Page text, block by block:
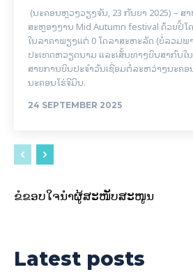
(ນະຄອນຫຼວງວຽງຈັນ, 23 ກັນຍາ 2025) – ສ
ສະຫຼອງງານ Mid Autumn festival ດ້ວຍປີ້ໂ
ໃນລາຄາພຽງແຕ່ 0 ໂດລາສະຫະລັດ (ບໍ່ລວມ
ປະເທດຫວຽດນາມ ແລະເສັ້ນທາງບິນສາກົນໃ
ສາຍການບິນປະຈໍາວັນເຊື່ອມຕໍ່ລະຫວ່າງນະຄ
ນະຄອນໂຮ່ຈີມິນ.
24 SEPTEMBER 2025
ຂໍຂອບໃຈນຳຜູ້ສະໜັບສະໜູນ
Latest posts